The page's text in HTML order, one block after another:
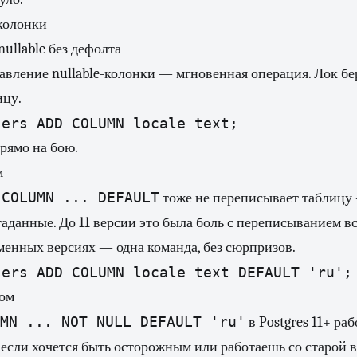
без дефолта
nullable-колонки — мгновенная операция. Лок
ADD COLUMN locale text;
на бою.
... DEFAULTтоже не переписывает
До 11 версии это была боль с переписыванием
версиях — одна команда, без сюрпризов.
ADD COLUMN locale text DEFAULT 'ru';
... NOT NULL DEFAULT 'ru' в Postgres 11+
хочется быть осторожным или работаешь со старой